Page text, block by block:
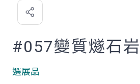
喜
歡
#057變質燧石岩
選展品